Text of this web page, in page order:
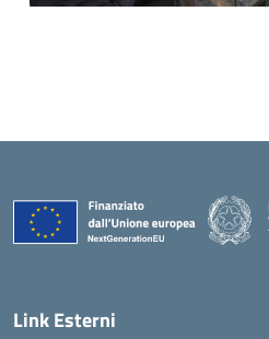
Link Esterni